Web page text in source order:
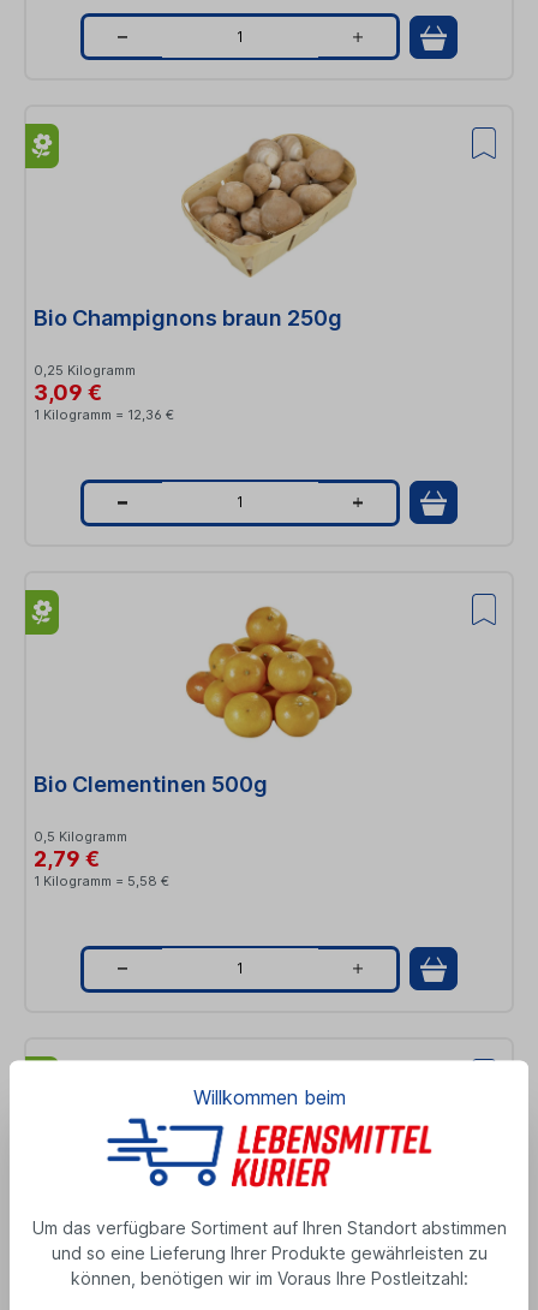
Willkommen beim
Um das verfügbare Sortiment auf Ihren Standort abstimmen
und so eine Lieferung Ihrer Produkte gewährleisten zu
können, benötigen wir im Voraus Ihre Postleitzahl:
Q
n
t
i
y
Bio Champignons braun 250g
0,25 Kilogramm
3,09 €
1 Kilogramm = 12,36 €
Q
n
t
i
y
Bio Clementinen 500g
0,5 Kilogramm
2,79 €
1 Kilogramm = 5,58 €
Q
a
n
t
i
y
Bio Cocktailstrauchtomaten 500g